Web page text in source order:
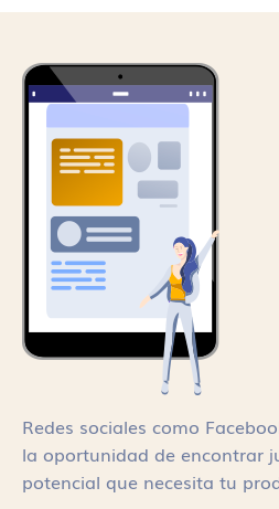
Redes sociales como
la oportunidad de encontrar
potencial que necesita tu